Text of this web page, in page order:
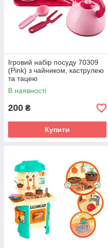
Ігровий набір посуду 70309
(Pink) з чайником, каструлею
та тацею
В наявності
200 ₴
Купити